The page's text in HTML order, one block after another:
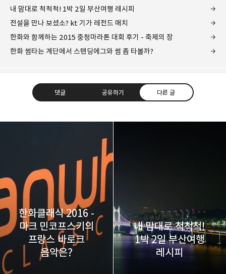
내 맘대로 척척척! 1박 2일 부산여행 레시피
전설을 만나 보셨소? kt 기가 레전드 매치
한화와 함께하는 2015 충청마라톤 대회 후기 - 축제의 장
한화 썸타는 계단에서 스탠딩에그와 썸 좀 타볼까?
댓글 공유하기 다른 글
다방면의 깊은 관심과 얕은 이해도를 갖춘 보편적
비주류이자 진화하는 영원한 주변인.
구독하기 카카오톡
카카오스토리 밴드 네이버 블로그
한화클래식 2016 -
마크 민코프스키의
프랑스 바로크
음악은?
내 맘대로 척척척!
1박 2일 부산여행
레시피